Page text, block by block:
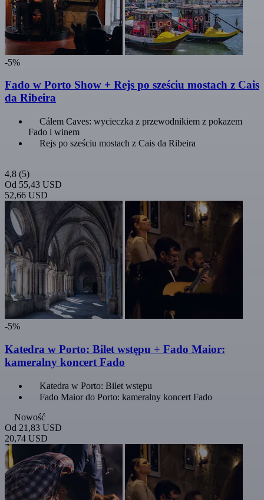
-5%
Fado w Porto Show + Rejs po sześciu mostach z Cais
da Ribeira
Cálem Caves: wycieczka z przewodnikiem z pokazem
Fado i winem
Rejs po sześciu mostach z Cais da Ribeira
4,8 (5)
Od 55,43 USD
52,66 USD
-5%
Katedra w Porto: Bilet wstępu + Fado Maior:
kameralny koncert Fado
Katedra w Porto: Bilet wstępu
Fado Maior do Porto: kameralny koncert Fado
Nowość
Od 21,83 USD
20,74 USD